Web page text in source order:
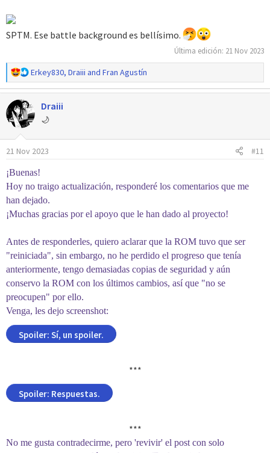
SPTM. Ese battle background es bellísimo.
Última edición: 21 Nov 2023
R
e
a
c
c
o
n
s
:
Erkey830, Draiii and Fran Agustín
Draiii
🌙
21 Nov 2023 #11
¡Buenas!
Hoy no traigo actualización, responderé los comentarios que me
han dejado.
¡Muchas gracias por el apoyo que le han dado al proyecto!
Antes de responderles, quiero aclarar que la ROM tuvo que ser
"reiniciada", sin embargo, no he perdido el progreso que tenía
anteriormente, tengo demasiadas copias de seguridad y aún
conservo la ROM con los últimos cambios, así que "no se
preocupen" por ello.
Venga, les dejo screenshot:
Spoiler: Sí, un spoiler.
***​
Spoiler: Respuestas.
***​
No me gusta contradecirme, pero 'revivir' el post con solo